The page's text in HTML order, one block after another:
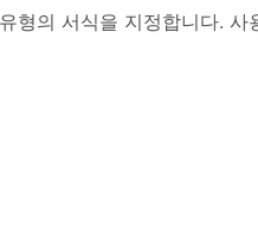
형의 서식을 지정합니다. 사